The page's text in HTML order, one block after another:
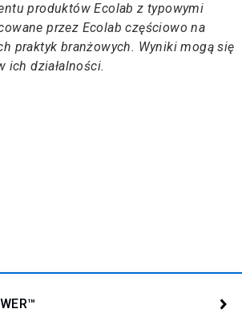
produktów Ecolab z typowymi
przez Ecolab częściowo na
praktyk branżowych. Wyniki mogą się
ich działalności.